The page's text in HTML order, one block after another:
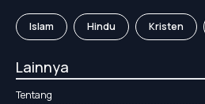
Islam Hindu Kristen
Lainnya
Tentang